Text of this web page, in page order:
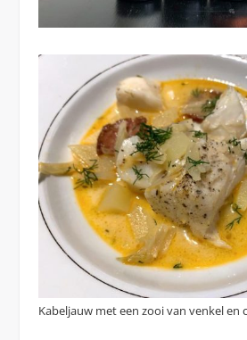
Kabeljauw met een zooi van venkel en